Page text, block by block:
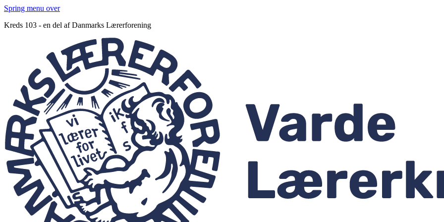
Spring menu over
Kreds 103 - en del af Danmarks Lærerforening